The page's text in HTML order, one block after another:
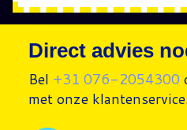
Direct advies
Bel +31 076-2054300
met onze